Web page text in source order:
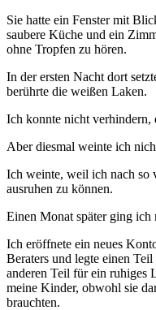
Sie hatte ein Fenster mit
saubere Küche und ein
ohne Tropfen zu hören.
In der ersten Nacht dort
berührte die weißen Laken.
Ich konnte nicht verhindern,
Aber diesmal weinte ich
Ich weinte, weil ich nach so
ausruhen zu können.
Einen Monat später ging
Ich eröffnete ein neues
Beraters und legte einen
anderen Teil für ein ruhiges
meine Kinder, obwohl sie
brauchten.